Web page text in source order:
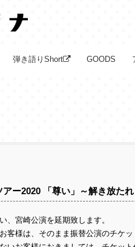
弾き語りShort GOODS
ー2020 「尊い」～解き放た
、宮崎公演を延期致します。
客様は、そのまま振替公演のチケッ